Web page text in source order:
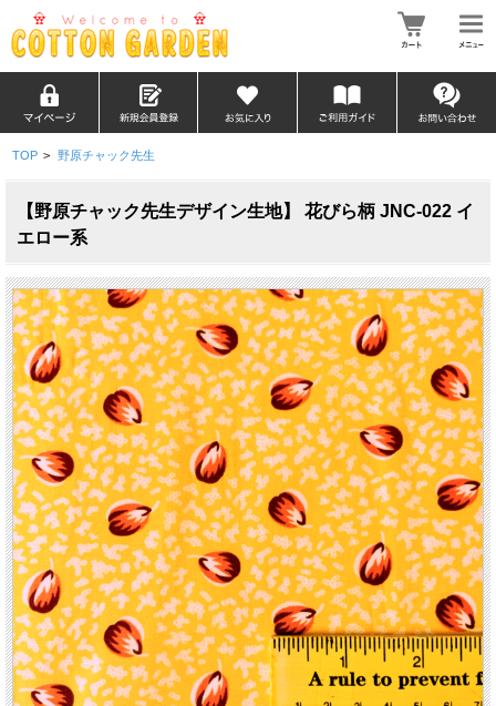
TOP > 野原チャック先生
【野原チャック先生デザイン生地】 花びら柄 JNC-022 イ
エロー系